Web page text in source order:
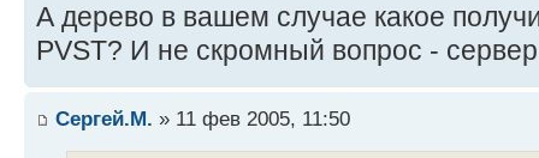
А дерево в вашем случае какое
PVST? И не скромный вопрос -
Сергей.М. » 11 фев 2005, 11:50